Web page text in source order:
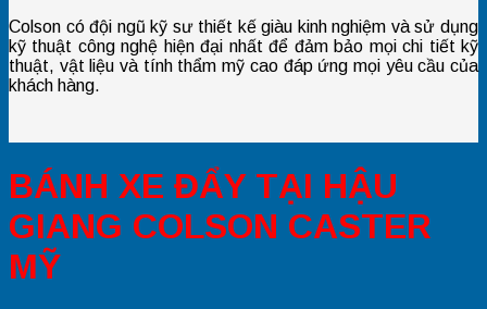
Colson có đội ngũ kỹ sư thiết kế giàu kinh nghiệm và sử dụng
kỹ thuật công nghệ hiện đại nhất để đảm bảo mọi chi tiết kỹ
thuật, vật liệu và tính thẩm mỹ cao đáp ứng mọi yêu cầu của
khách hàng.
BÁNH XE ĐẨY TẠI HẬU
GIANG COLSON CASTER
MỸ